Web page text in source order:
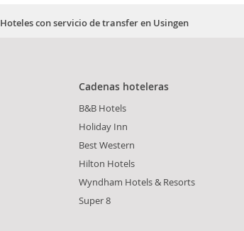
Hoteles con servicio de transfer en Usingen
Cadenas hoteleras
B&B Hotels
Holiday Inn
Best Western
Hilton Hotels
Wyndham Hotels & Resorts
Super 8